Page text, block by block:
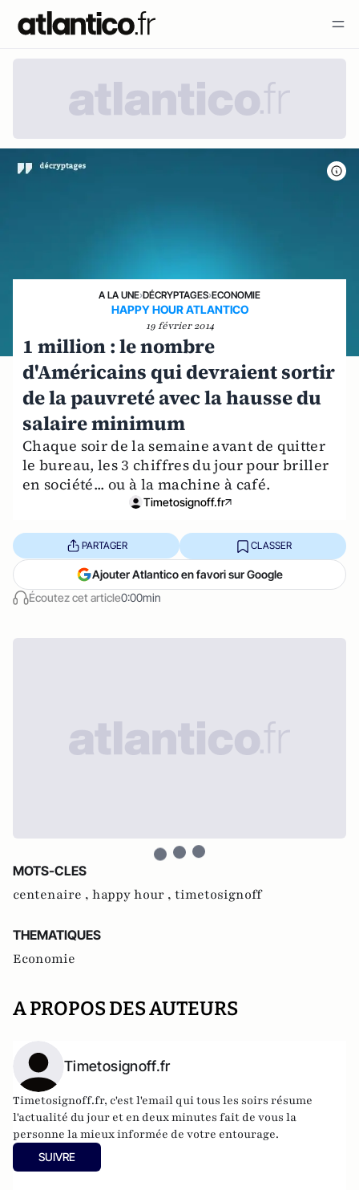
A LA UNE›DÉCRYPTAGES›ECONOMIE
HAPPY HOUR ATLANTICO
19 février 2014
1 million : le nombre
d'Américains qui devraient sortir
de la pauvreté avec la hausse du
salaire minimum
Chaque soir de la semaine avant de quitter
le bureau, les 3 chiffres du jour pour briller
en société... ou à la machine à café.
Timetosignoff.fr
Écoutez cet article0:00min
PARTAGER CLASSER
Ajouter Atlantico en favori sur Google
MOTS-CLES
centenaire , happy hour , timetosignoff
THEMATIQUES
Economie
A PROPOS DES AUTEURS
Timetosignoff.fr
Timetosignoff.fr, c'est l'email qui tous les soirs résume
l'actualité du jour et en deux minutes fait de vous la
personne la mieux informée de votre entourage.
SUIVRE